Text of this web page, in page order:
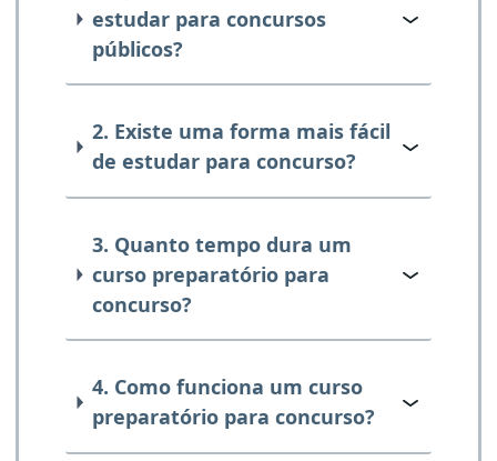
estudar para concursos
públicos?
2. Existe uma forma mais fácil
de estudar para concurso?
3. Quanto tempo dura um
curso preparatório para
concurso?
4. Como funciona um curso
preparatório para concurso?